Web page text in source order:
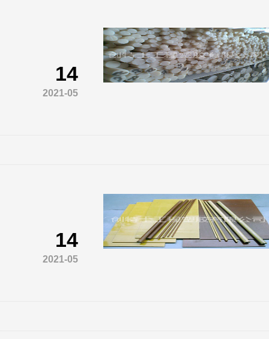
14
2021-05
14
2021-05